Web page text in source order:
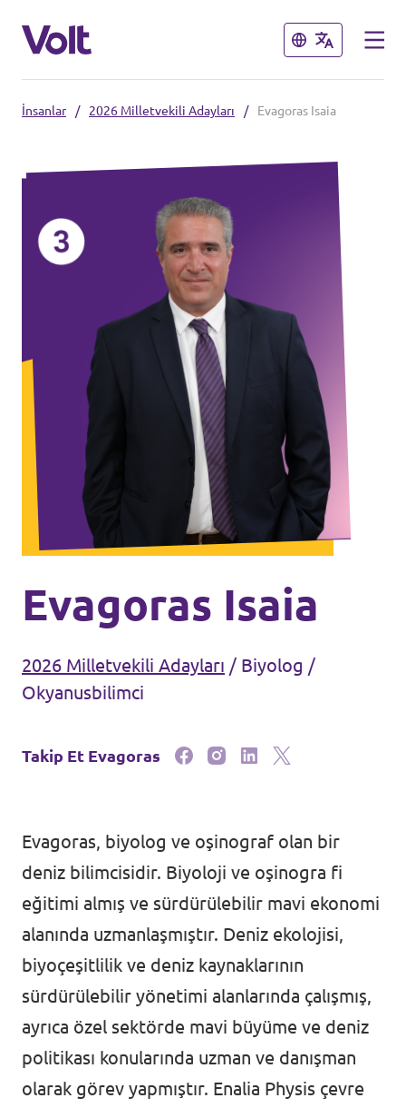
Kapat
Turkish
Ayrıca bakınız:
Volt Online Mağazası
Kapat
Politikalar
Volt Hakkında
Haberler
Ajanda
İnsanlar / 2026 Milletvekili Adayları / Evagoras Isaia
Evagoras Isaia
2026 Milletvekili Adayları / Biyolog /
Okyanusbilimci
Takip Et Evagoras
Evagoras, biyolog ve oşinograf olan bir
deniz bilimcisidir. Biyoloji ve oşinogra fi
eğitimi almış ve sürdürülebilir mavi ekonomi
alanında uzmanlaşmıştır. Deniz ekolojisi,
biyoçeşitlilik ve deniz kaynaklarının
sürdürülebilir yönetimi alanlarında çalışmış,
ayrıca özel sektörde mavi büyüme ve deniz
politikası konularında uzman ve danışman
olarak görev yapmıştır. Enalia Physis çevre